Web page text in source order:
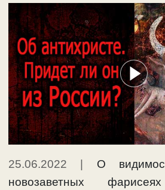
25.06.2022
О
новозаветных